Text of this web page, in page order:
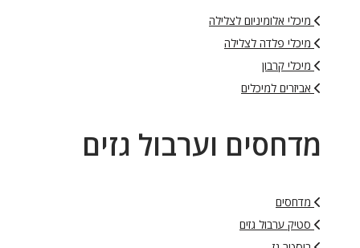
מיכלי אלומיניום לצלילה
מיכלי פלדה לצלילה
מיכלי קרבון
אביזרים למיכלים
מדחסים וערבול גזים
מדחסים
סטיק ערבול גזים